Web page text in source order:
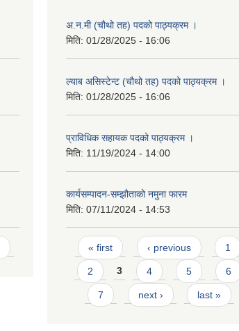
अ.न.मी (चौथो तह) पदको पाठ्यक्रम ।
मिति: 01/28/2025 - 16:06
ल्याब असिस्टेन्ट (चौथो तह) पदको पाठ्यक्रम ।
मिति: 01/28/2025 - 16:06
प्राविधिक सहायक पदको पाठ्यक्रम ।
मिति: 11/19/2024 - 14:00
कार्यसम्पादन-सम्झौताको नमुना फारम
मिति: 07/11/2024 - 14:53
Pages
« first ‹ previous 1
2 3 4 5 6
7 next › last »